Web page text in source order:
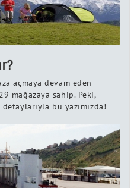
açmaya devam eden
mağazaya sahip. Peki,
bu yazımızda!